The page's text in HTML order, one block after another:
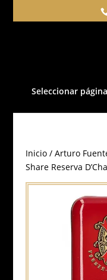
Seleccionar página
Inicio/ Arturo
Share Reserva